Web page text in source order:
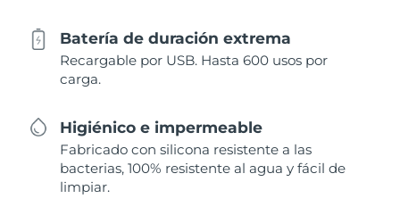
Batería de duración extrema
Recargable por USB. Hasta 600 usos por
carga.
Higiénico e impermeable
Fabricado con silicona resistente a las
bacterias, 100% resistente al agua y fácil de
limpiar.